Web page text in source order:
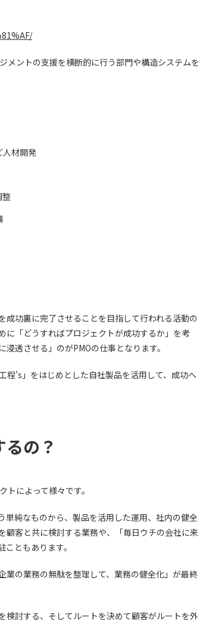
メントの支援を横断的に行う部門や構造システムを
人材開発
整
成功裏に完了させることを目指して行われる活動の
に「どうすればプロジェクトが成功するか」を考
透させる」のがPMOの仕事となります。
程’s」をはじめとした自社製品を活用して、成功へ
の？
によって様々です。
純なものから、製品を活用した運用、社内の健全
客と共に検討する業務や、「毎日ウチの会社に来
ともあります。
業の業務の無駄を整理して、業務の健全化」が最終
討する、そしてルートを決めて顧客がルートを外